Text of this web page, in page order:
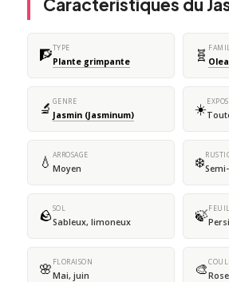
Caractéristiques du
🧗TYPE
Plante grimpante 🧬
🔬 GENRE
Jasmin (Jasminum) ☀️
💧 ARROSAGE
Moyen ❄️
🪨SOL
Sableux, limoneux 🍃
🌸 FLORAISON
Mai, juin 🎨